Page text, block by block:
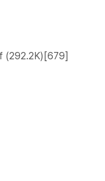
(292.2K) [679]